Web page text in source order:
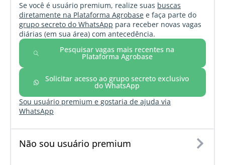
Se você é usuário premium, realize suas buscas
diretamente na Plataforma Agrobase e faça parte do
grupo secreto do WhatsApp para receber novas vagas
diárias (em sua área) com antecedência.
Pesquisar vagas mais recentes na
Plataforma Agrobase
Solicitar acesso ao grupo secreto exclusivo
do WhatsApp
Sou usuário premium e gostaria de ajuda via
WhatsApp
Não sou usuário premium